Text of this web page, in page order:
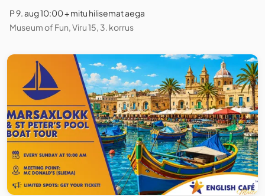
P 9. aug 10:00 + mitu hilisemat aega
Museum of Fun, Viru 15, 3. korrus